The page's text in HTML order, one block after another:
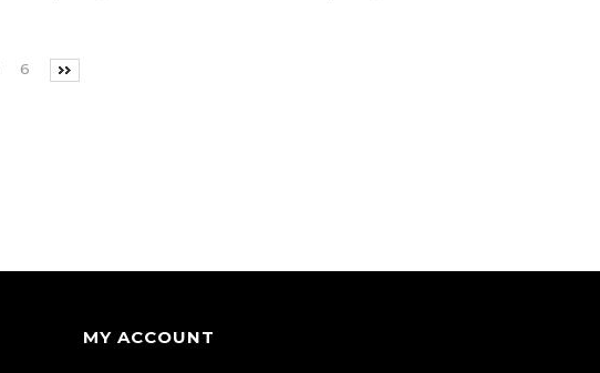
6
MY ACCOUNT